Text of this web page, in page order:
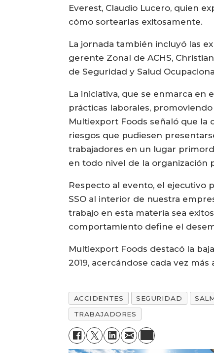
Everest, Claudio Lucero, quien
cómo sortearlas exitosamente.
La jornada también incluyó las
gerente Zonal de ACHS,
de Seguridad y Salud
La iniciativa, que se enmarca en
prácticas laborales,
Multiexport Foods señaló que la
riesgos que pudiesen
trabajadores en un lugar
en todo nivel de la organización
Respecto al evento, el ejecutivo
SSO al interior de nuestra
trabajo en esta materia sea
comportamiento define el
Multiexport Foods destacó la
2019, acercándose cada vez
ACCIDENTES SEGURIDAD
TRABAJADORES